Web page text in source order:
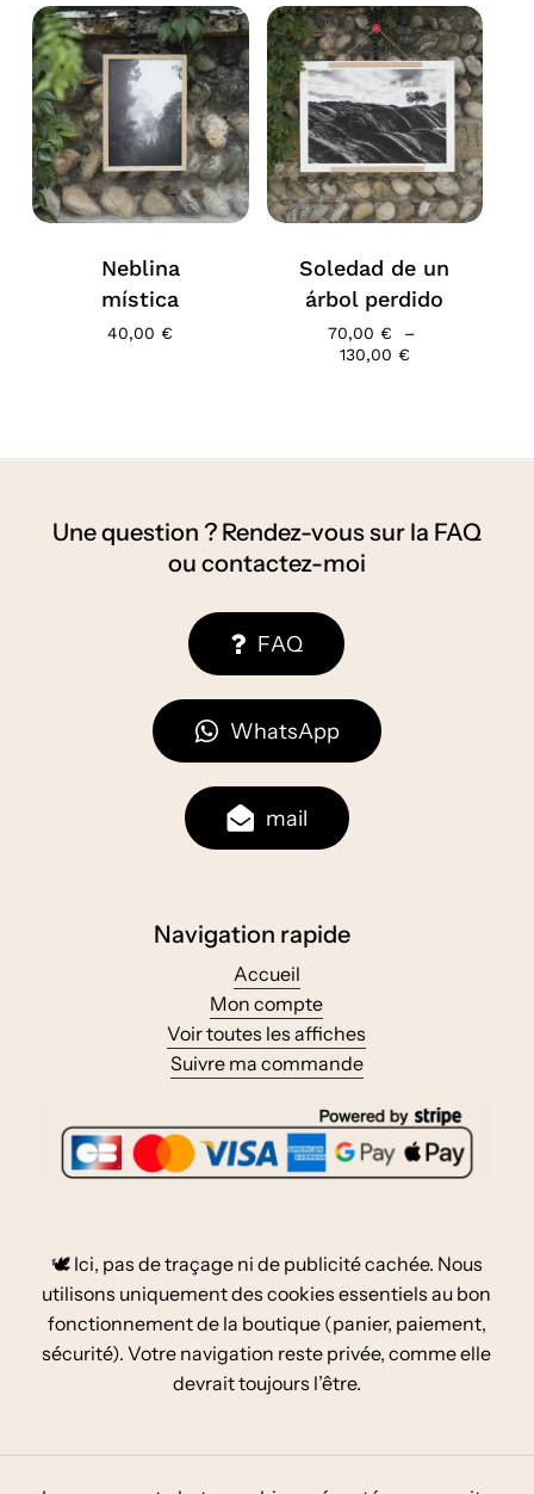
Go To Shop
70,00 €
à
130,00 €
Neblina
mística
40,00€
Soledad de un
árbol perdido
70,00€
–
130,00 €Plage
130,00 €
Une question ? Rendez-vous sur la FAQ
ou contactez-moi
FAQ
WhatsApp
mail
Navigation rapide
Accueil
Mon compte
Voir toutes les affiches
Suivre ma commande
🕊️ Ici, pas de traçage ni de publicité cachée. Nous
utilisons uniquement des cookies essentiels au bon
fonctionnement de la boutique (panier, paiement,
sécurité). Votre navigation reste privée, comme elle
devrait toujours l’être.